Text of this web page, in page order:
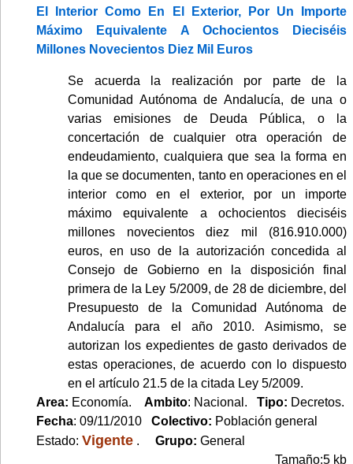
El Interior Como En El Exterior, Por Un Importe
Máximo Equivalente A Ochocientos Dieciséis
Millones Novecientos Diez Mil Euros
Se acuerda la realización por parte de la
Comunidad Autónoma de Andalucía, de una o
varias emisiones de Deuda Pública, o la
concertación de cualquier otra operación de
endeudamiento, cualquiera que sea la forma en
la que se documenten, tanto en operaciones en el
interior como en el exterior, por un importe
máximo equivalente a ochocientos dieciséis
millones novecientos diez mil (816.910.000)
euros, en uso de la autorización concedida al
Consejo de Gobierno en la disposición final
primera de la Ley 5/2009, de 28 de diciembre, del
Presupuesto de la Comunidad Autónoma de
Andalucía para el año 2010. Asimismo, se
autorizan los expedientes de gasto derivados de
estas operaciones, de acuerdo con lo dispuesto
en el artículo 21.5 de la citada Ley 5/2009.
Area: Economía. Ambito: Nacional. Tipo: Decretos.
Fecha: 09/11/2010 Colectivo: Población general
Estado: Vigente . Grupo: General
Tamaño:5 kb